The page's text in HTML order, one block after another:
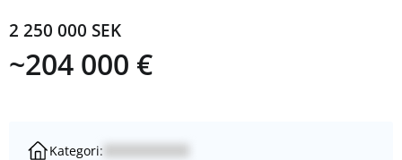
2 250 000 SEK
~204 000 €
Kategori: